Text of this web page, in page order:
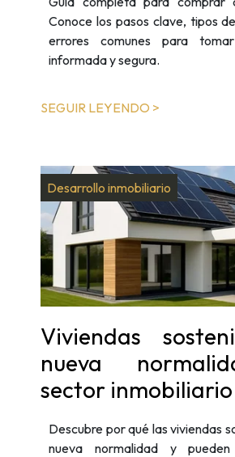
Conoce los pasos clave, tipos
errores comunes para
informada y segura.
SEGUIR LEYENDO >
Desarrollo inmobiliario
Viviendas
nueva
sector inmobiliario
Descubre por qué las viviendas
nueva normalidad y